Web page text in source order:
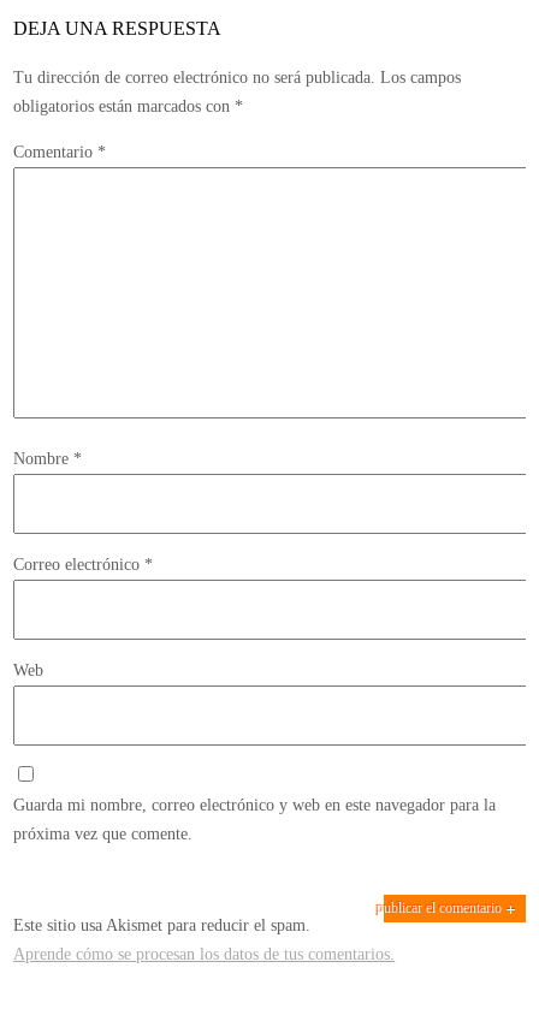
DEJA UNA RESPUESTA
Tu dirección de correo electrónico no será publicada. Los campos
obligatorios están marcados con *
Comentario *
Nombre *
Correo electrónico *
Web
Guarda mi nombre, correo electrónico y web en este navegador para la
próxima vez que comente.
Este sitio usa Akismet para reducir el spam.
Aprende cómo se procesan los datos de tus comentarios.